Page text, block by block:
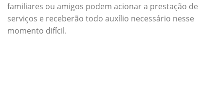
familiares ou amigos podem acionar a prestação de
serviços e receberão todo auxílio necessário nesse
momento difícil.